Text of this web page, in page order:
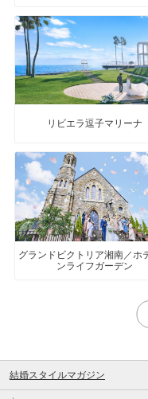
リビエラ逗子マリーナ
グランドビクトリア湘南／ホ
ンライフガーデン
結婚スタイルマガジン